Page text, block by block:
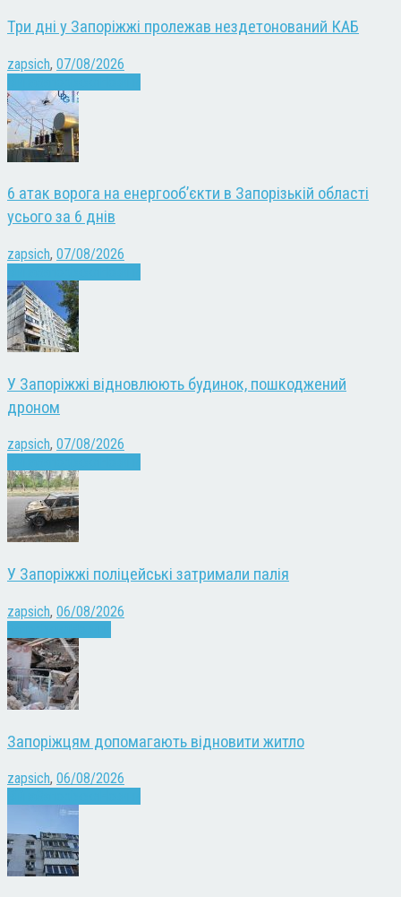
Три дні у Запоріжжі пролежав нездетонований КАБ
zapsich, 07/08/2026
6 атак ворога на енергооб’єкти в Запорізькій області
усього за 6 днів
zapsich, 07/08/2026
У Запоріжжі відновлюють будинок, пошкоджений
дроном
zapsich, 07/08/2026
У Запоріжжі поліцейські затримали палія
zapsich, 06/08/2026
Запоріжцям допомагають відновити житло
zapsich, 06/08/2026